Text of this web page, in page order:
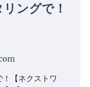
ングで！
【ネクストワ